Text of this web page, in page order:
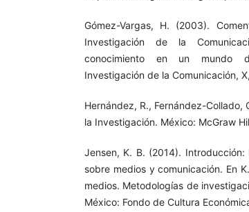
Gómez-Vargas, H. (2003).
Investigación de la
conocimiento en un mundo
Investigación de la Comunicación,
Hernández, R., Fernández-
la Investigación. México: McGraw
Jensen, K. B. (2014).
sobre medios y comunicación. En
medios. Metodologías de
México: Fondo de Cultura